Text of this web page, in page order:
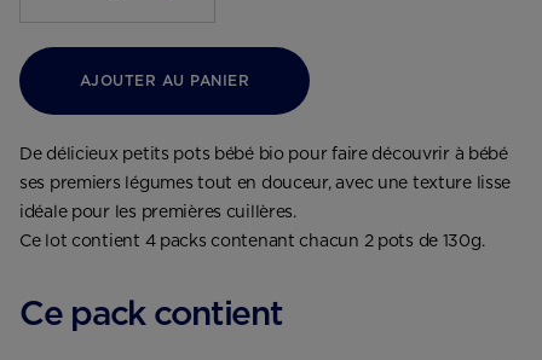
AJOUTER AU PANIER
De délicieux petits pots bébé bio pour faire découvrir à bébé
ses premiers légumes tout en douceur, avec une texture lisse
idéale pour les premières cuillères.
Ce lot contient 4 packs contenant chacun 2 pots de 130g.
Ce pack contient